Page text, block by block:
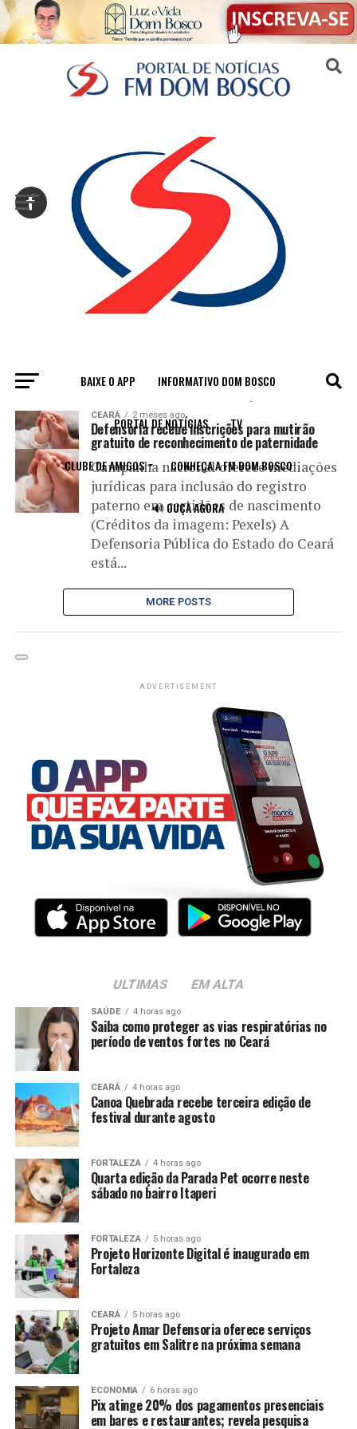
BAIXE O APP INFORMATIVO DOM BOSCO
PORTAL DE NOTÍCIAS TV
CLUBE DE AMIGOS CONHEÇA A FM DOM BOSCO
🔊 OUÇA AGORA
All posts tagged "Conciliação"
CEARÁ 2 meses ago
Defensoria recebe inscrições para mutirão
gratuito de reconhecimento de paternidade
Campanha nacional oferece mediações
jurídicas para inclusão do registro
paterno em certidões de nascimento
(Créditos da imagem: Pexels) A
Defensoria Pública do Estado do Ceará
está...
MORE POSTS
ADVERTISEMENT
ULTIMAS EM ALTA
SAÚDE 4 horas ago
Saiba como proteger as vias respiratórias no
período de ventos fortes no Ceará
CEARÁ 4 horas ago
Canoa Quebrada recebe terceira edição de
festival durante agosto
FORTALEZA 4 horas ago
Quarta edição da Parada Pet ocorre neste
sábado no bairro Itaperi
FORTALEZA 5 horas ago
Projeto Horizonte Digital é inaugurado em
Fortaleza
CEARÁ 5 horas ago
Projeto Amar Defensoria oferece serviços
gratuitos em Salitre na próxima semana
ECONOMIA 6 horas ago
Pix atinge 20% dos pagamentos presenciais
em bares e restaurantes; revela pesquisa
Sair da versão mobile